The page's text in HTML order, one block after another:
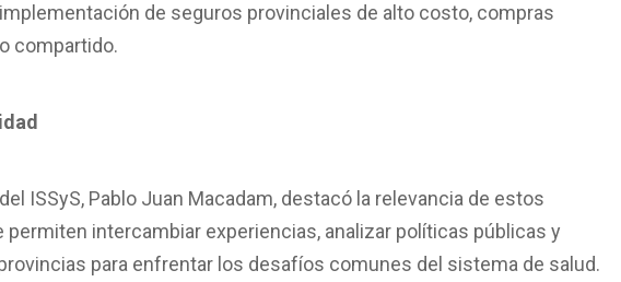
de seguros provinciales de alto costo, compras
compartido.
ISSyS, Pablo Juan Macadam, destacó la relevancia de estos
permiten intercambiar experiencias, analizar políticas públicas y
para enfrentar los desafíos comunes del sistema de salud.